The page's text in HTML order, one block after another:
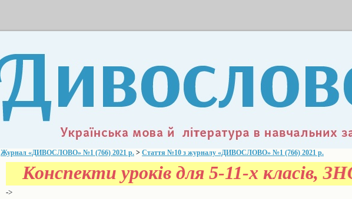
Журнал «ДИВОСЛОВО» №1 (766) 2021 р. > Стаття №10 з журналу «ДИВОСЛОВО» №1 (766) 2021 р.
Конспекти уроків для 5-11-х класів, ЗНО
->